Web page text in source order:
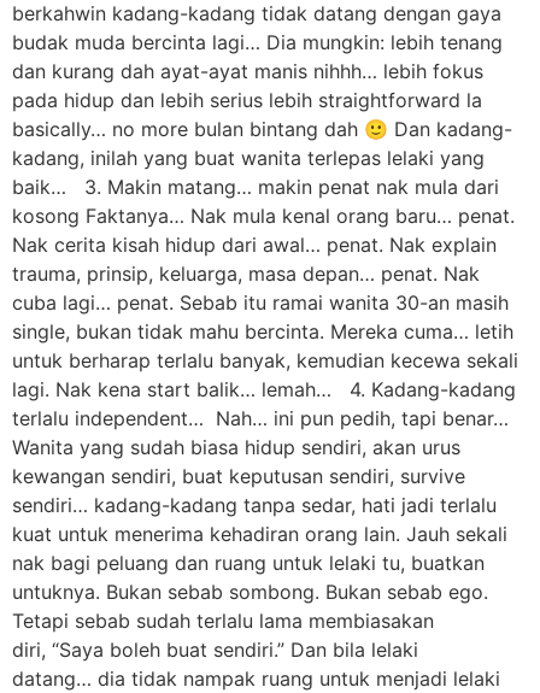
berkahwin kadang-kadang tidak datang dengan gaya
budak muda bercinta lagi… Dia mungkin: lebih tenang
dan kurang dah ayat-ayat manis nihhh… lebih fokus
pada hidup dan lebih serius lebih straightforward la
basically… no more bulan bintang dah 🙂 Dan kadang-
kadang, inilah yang buat wanita terlepas lelaki yang
baik… 3. Makin matang… makin penat nak mula dari
kosong Faktanya… Nak mula kenal orang baru… penat.
Nak cerita kisah hidup dari awal… penat. Nak explain
trauma, prinsip, keluarga, masa depan… penat. Nak
cuba lagi… penat. Sebab itu ramai wanita 30-an masih
single, bukan tidak mahu bercinta. Mereka cuma… letih
untuk berharap terlalu banyak, kemudian kecewa sekali
lagi. Nak kena start balik… lemah… 4. Kadang-kadang
terlalu independent… Nah… ini pun pedih, tapi benar…
Wanita yang sudah biasa hidup sendiri, akan urus
kewangan sendiri, buat keputusan sendiri, survive
sendiri… kadang-kadang tanpa sedar, hati jadi terlalu
kuat untuk menerima kehadiran orang lain. Jauh sekali
nak bagi peluang dan ruang untuk lelaki tu, buatkan
untuknya. Bukan sebab sombong. Bukan sebab ego.
Tetapi sebab sudah terlalu lama membiasakan
diri, “Saya boleh buat sendiri.” Dan bila lelaki
datang… dia tidak nampak ruang untuk menjadi lelaki